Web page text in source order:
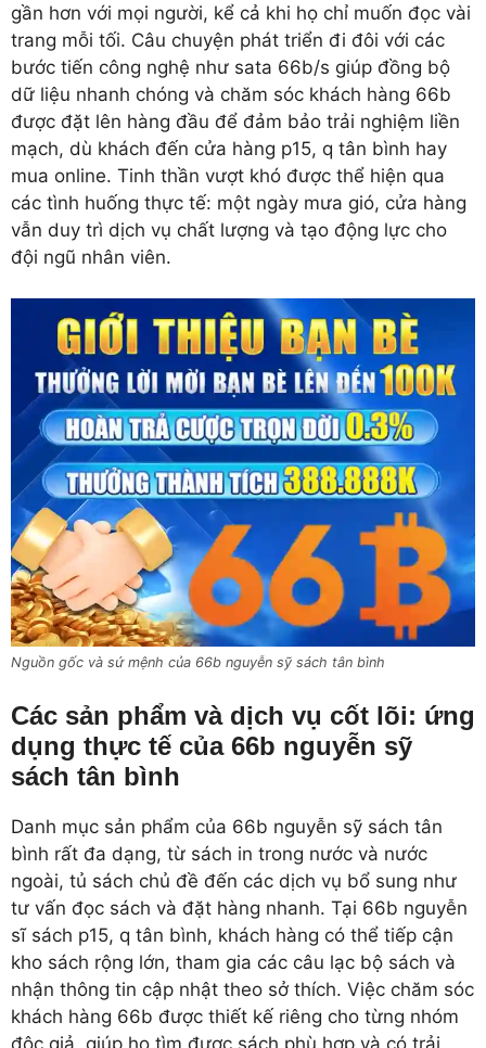
gần hơn với mọi người, kể cả khi họ chỉ muốn đọc vài
trang mỗi tối. Câu chuyện phát triển đi đôi với các
bước tiến công nghệ như sata 66b/s giúp đồng bộ
dữ liệu nhanh chóng và chăm sóc khách hàng 66b
được đặt lên hàng đầu để đảm bảo trải nghiệm liền
mạch, dù khách đến cửa hàng p15, q tân bình hay
mua online. Tinh thần vượt khó được thể hiện qua
các tình huống thực tế: một ngày mưa gió, cửa hàng
vẫn duy trì dịch vụ chất lượng và tạo động lực cho
đội ngũ nhân viên.
Nguồn gốc và sứ mệnh của 66b nguyễn sỹ sách tân bình
Các sản phẩm và dịch vụ cốt lõi: ứng
dụng thực tế của 66b nguyễn sỹ
sách tân bình
Danh mục sản phẩm của 66b nguyễn sỹ sách tân
bình rất đa dạng, từ sách in trong nước và nước
ngoài, tủ sách chủ đề đến các dịch vụ bổ sung như
tư vấn đọc sách và đặt hàng nhanh. Tại 66b nguyễn
sĩ sách p15, q tân bình, khách hàng có thể tiếp cận
kho sách rộng lớn, tham gia các câu lạc bộ sách và
nhận thông tin cập nhật theo sở thích. Việc chăm sóc
khách hàng 66b được thiết kế riêng cho từng nhóm
độc giả, giúp họ tìm được sách phù hợp và có trải